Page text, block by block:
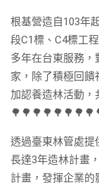
根基營造自103年
段C1標、C4標工
多年在台東服務，
家，除了積極回饋
加認養造林活動，
🌳 🌳 🌳 🌳 🌳 🌳 🌳 🌳
透過臺東林管處提
長達3年造林計畫
計畫，發揮企業的